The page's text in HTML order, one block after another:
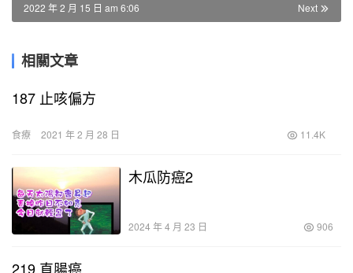
Next
2022 年 2 月 15 日 am 6:06
相關文章
187 止咳偏方
食療 2021 年 2 月 28 日 11.4K
木瓜防癌2
2024 年 4 月 23 日 906
219 直腸癌